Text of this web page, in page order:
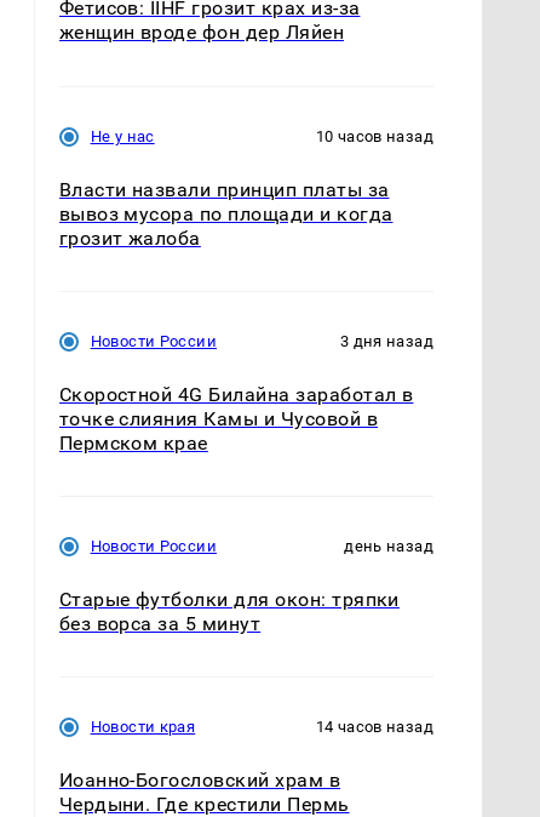
Фетисов: IIHF грозит крах из-за
женщин вроде фон дер Ляйен
Не у нас 10 часов назад
Власти назвали принцип платы за
вывоз мусора по площади и когда
грозит жалоба
Новости России 3 дня назад
Скоростной 4G Билайна заработал в
точке слияния Камы и Чусовой в
Пермском крае
Новости России день назад
Старые футболки для окон: тряпки
без ворса за 5 минут
Новости края 14 часов назад
Иоанно-Богословский храм в
Чердыни. Где крестили Пермь